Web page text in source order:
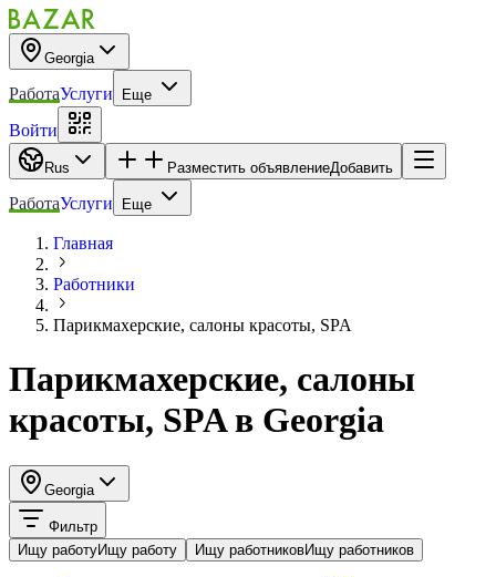
Georgia
РаботаУслуги Еще
Войти
Rus Разместить объявлениеДобавить
РаботаУслуги Еще
Главная
Работники
Парикмахерские, салоны красоты, SPA
Парикмахерские, салоны
красоты, SPA в Georgia
Georgia
Фильтр
Ищу работуИщу работу Ищу работниковИщу работников